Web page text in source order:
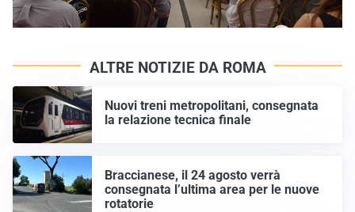
ALTRE NOTIZIE DA ROMA
Nuovi treni metropolitani, consegnata
la relazione tecnica finale
Braccianese, il 24 agosto verrà
consegnata l’ultima area per le nuove
rotatorie